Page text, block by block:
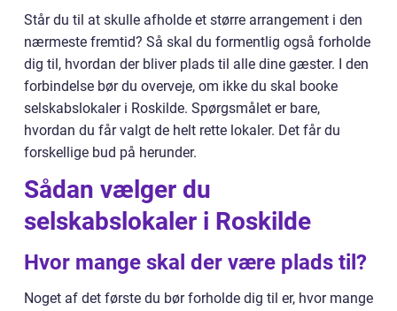
Står du til at skulle afholde et større arrangement i den
nærmeste fremtid? Så skal du formentlig også forholde
dig til, hvordan der bliver plads til alle dine gæster. I den
forbindelse bør du overveje, om ikke du skal booke
selskabslokaler i Roskilde. Spørgsmålet er bare,
hvordan du får valgt de helt rette lokaler. Det får du
forskellige bud på herunder.
Sådan vælger du
selskabslokaler i Roskilde
Hvor mange skal der være plads til?
Noget af det første du bør forholde dig til er, hvor mange